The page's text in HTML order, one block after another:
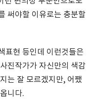
써야할 이유로는 충분할
표현 등인데 이런것들은
진작가가 자신만의 색감
는 잘 모르겠지만, 어쨌
니다.